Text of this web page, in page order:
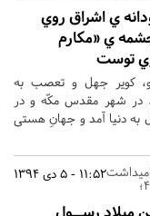
ي اشراق روي
ي «مکارم
توست
کویر جهل و تعصب به
در شهر مقدس مکّه و در
در شب 17 ربیع الاول به دنیا آمد و جهانِ هستی
11:52 - 5 دی 1394